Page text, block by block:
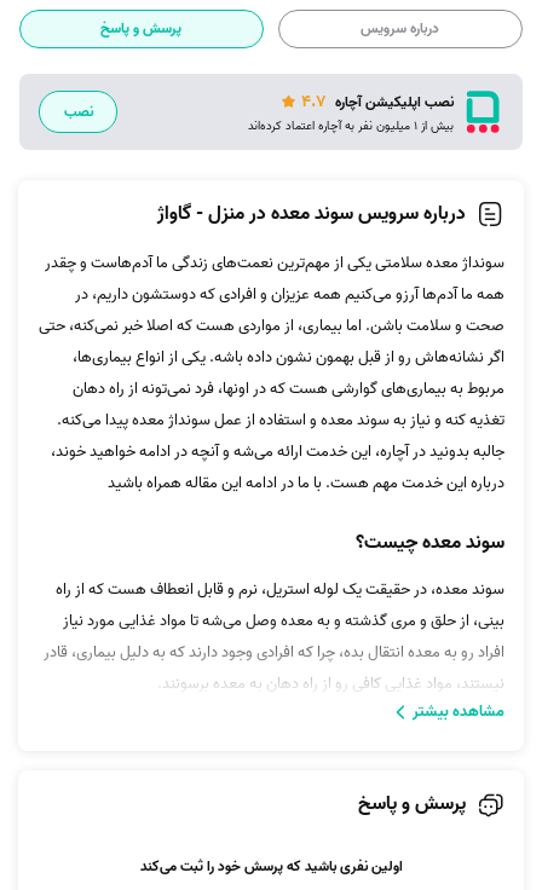
درباره سرویس پرسش و پاسخ
نصب اپلیکیشن آچاره 4.7
بیش از 1 میلیون نفر به آچاره اعتماد کرده‌اند
نصب
درباره سرویس سوند معده در منزل - گاواژ
سونداژ معده سلامتی یکی از مهم‌ترین نعمت‌های زندگی ما آدم‌هاست و چقدر
همه ما آدم‌ها آرزو می‌کنیم همه عزیزان و افرادی که دوستشون داریم، در
صحت و سلامت باشن. اما بیماری، از مواردی هست که اصلا خبر نمی‌کنه، حتی
اگر نشانه‌هاش رو از قبل بهمون نشون داده باشه. یکی از انواع بیماری‌ها،
مربوط به بیماری‌های گوارشی هست که در اونها، فرد نمی‌تونه از راه دهان
تغذیه کنه و نیاز به سوند معده و استفاده از عمل سونداژ معده پیدا می‌کنه.
جالبه بدونید در آچاره، این خدمت ارائه می‌شه و آنچه در ادامه خواهید خوند،
درباره این خدمت مهم هست. با ما در ادامه این مقاله همراه باشید
سوند معده چیست؟
سوند معده، در حقیقت یک لوله استریل، نرم و قابل انعطاف هست که از راه
بینی، از حلق و مری گذشته و به معده وصل می‌شه تا مواد غذایی مورد نیاز
افراد رو به معده انتقال بده، چرا که افرادی وجود دارند که به دلیل بیماری، قادر
نیستند، مواد غذایی کافی رو از راه دهان به معده برسونند.
سونداژ معده، عمل انتقال سوند از بینی به معده هست و یک کار تخصصی
محسوب می‌شه و به اون گاواژ معده هم گفته می‌شه.
چه بیمارانی نیاز به سونداژ معده دارند؟
مشاهده بیشتر
پرسش و پاسخ
اولین نفری باشید که پرسش خود را ثبت می‌کند